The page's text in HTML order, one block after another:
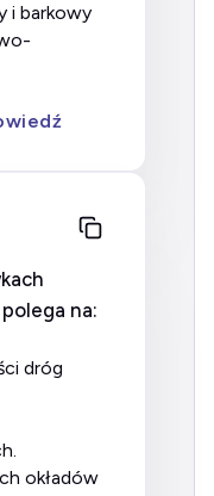
na:
okładów